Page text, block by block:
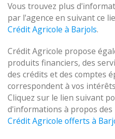
Vous trouvez plus
par l'agence en suivant ce
Crédit Agricole à Barjols.
Crédit Agricole propose
produits financiers, des
des crédits et des comptes
correspondent à vos
Cliquez sur le lien suivant
d'informations à propos des
Crédit Agricole offerts à